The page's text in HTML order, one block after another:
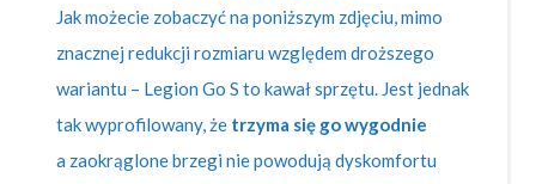
Jak możecie zobaczyć na poniższym zdjęciu, mimo
znacznej redukcji rozmiaru względem droższego
wariantu – Legion Go S to kawał sprzętu. Jest jednak
tak wyprofilowany, że trzyma się go wygodnie
a zaokrąglone brzegi nie powodują dyskomfortu